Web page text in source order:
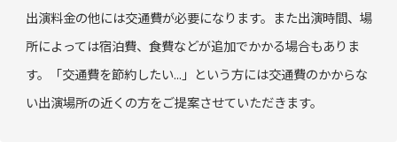
出演料金の他には交通費が必要になります。また出演時間、場
所によっては宿泊費、食費などが追加でかかる場合もありま
す。「交通費を節約したい...」という方には交通費のかからな
い出演場所の近くの方をご提案させていただきます。